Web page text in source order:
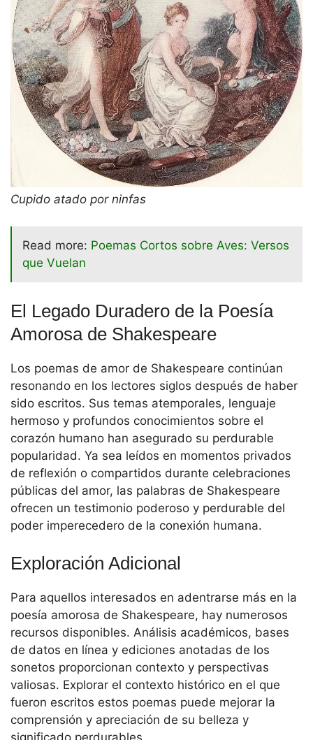
Cupido atado por ninfas
Read more: Poemas Cortos sobre Aves: Versos
que Vuelan
El Legado Duradero de la Poesía
Amorosa de Shakespeare
Los poemas de amor de Shakespeare continúan
resonando en los lectores siglos después de haber
sido escritos. Sus temas atemporales, lenguaje
hermoso y profundos conocimientos sobre el
corazón humano han asegurado su perdurable
popularidad. Ya sea leídos en momentos privados
de reflexión o compartidos durante celebraciones
públicas del amor, las palabras de Shakespeare
ofrecen un testimonio poderoso y perdurable del
poder imperecedero de la conexión humana.
Exploración Adicional
Para aquellos interesados en adentrarse más en la
poesía amorosa de Shakespeare, hay numerosos
recursos disponibles. Análisis académicos, bases
de datos en línea y ediciones anotadas de los
sonetos proporcionan contexto y perspectivas
valiosas. Explorar el contexto histórico en el que
fueron escritos estos poemas puede mejorar la
comprensión y apreciación de su belleza y